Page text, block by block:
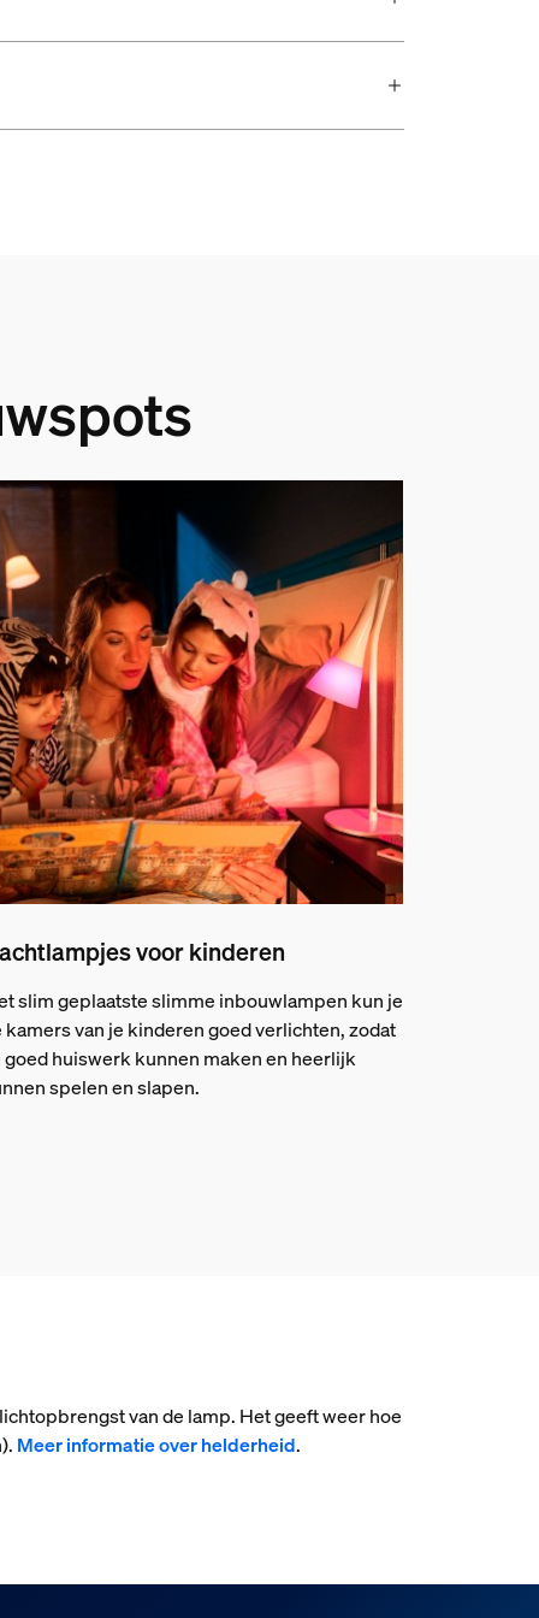
voor kinderen
slim geplaatste slimme inbouwlampen kun je
kamers van je kinderen goed verlichten, zodat
goed huiswerk kunnen maken en heerlijk
spelen en slapen.
van de lamp. Het geeft weer hoe
Meer informatie over helderheid.